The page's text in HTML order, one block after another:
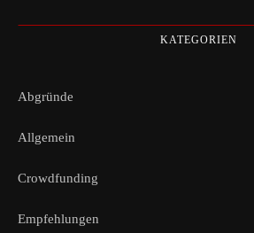
KATEGORIEN
Abgründe
Allgemein
Crowdfunding
Empfehlungen